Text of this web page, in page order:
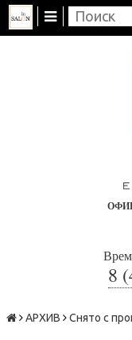
8
АРХИВ Снято с